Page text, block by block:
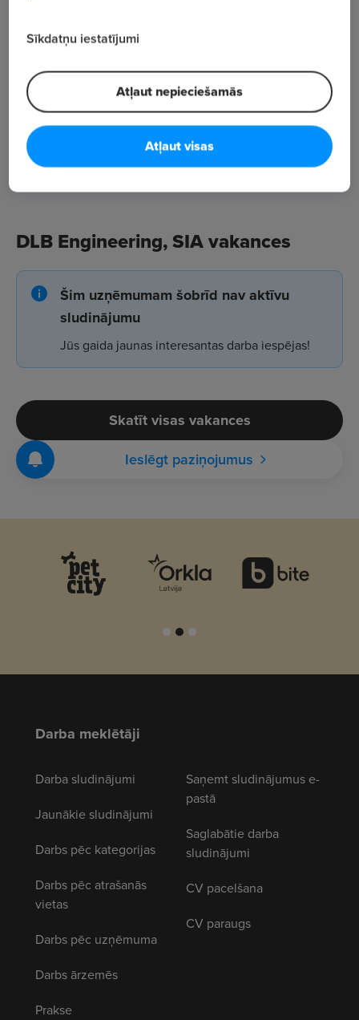
DLB Engineering, SIA vakances
Šim uzņēmumam šobrīd nav aktīvu
sludinājumu
Jūs gaida jaunas interesantas darba iespējas!
Skatīt visas vakances
Ieslēgt paziņojumus
Darba meklētāji
Darba sludinājumi
Jaunākie sludinājumi
Darbs pēc kategorijas
Darbs pēc atrašanās
vietas
Darbs pēc uzņēmuma
Darbs ārzemēs
Prakse
Saņemt sludinājumus e-
pastā
Saglabātie darba
sludinājumi
CV pacelšana
CV paraugs
Sīkdatņu iestatījumi
Atļaut nepieciešamās
Atļaut visas